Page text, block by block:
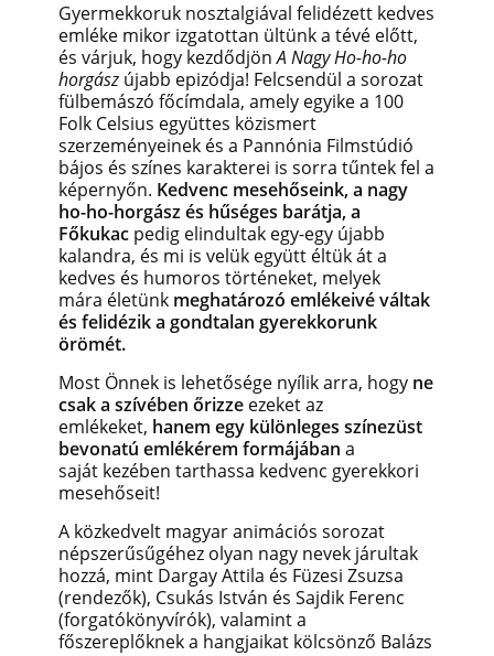
Gyermekkoruk nosztalgiával felidézett kedves
emléke mikor izgatottan ültünk a tévé előtt,
és várjuk, hogy kezdődjön A Nagy Ho-ho-ho
horgász újabb epizódja! Felcsendül a sorozat
fülbemászó főcímdala, amely egyike a 100
Folk Celsius együttes közismert
szerzeményeinek és a Pannónia Filmstúdió
bájos és színes karakterei is sorra tűntek fel a
képernyőn. Kedvenc mesehőseink, a nagy
ho-ho-horgász és hűséges barátja, a
Főkukac pedig elindultak egy-egy újabb
kalandra, és mi is velük együtt éltük át a
kedves és humoros történeket, melyek
mára életünk meghatározó emlékeivé váltak
és felidézik a gondtalan gyerekkorunk
örömét.
Most Önnek is lehetősége nyílik arra, hogy ne
csak a szívében őrizze ezeket az
emlékeket, hanem egy különleges színezüst
bevonatú emlékérem formájában a
saját kezében tarthassa kedvenc gyerekkori
mesehőseit!
A közkedvelt magyar animációs sorozat
népszerűsűgéhez olyan nagy nevek járultak
hozzá, mint Dargay Attila és Füzesi Zsuzsa
(rendezők), Csukás István és Sajdik Ferenc
(forgatókönyvírók), valamint a
főszereplőknek a hangjaikat kölcsönző Balázs